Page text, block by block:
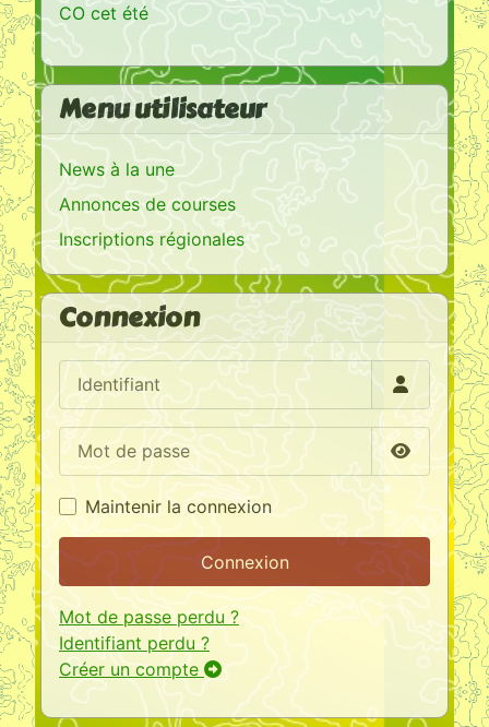
CO cet été
Menu utilisateur
News à la une
Annonces de courses
Inscriptions régionales
Connexion
Identifiant
Mot de passe
Afficher
Maintenir la connexion
Connexion
Mot de passe perdu ?
Identifiant perdu ?
Créer un compte